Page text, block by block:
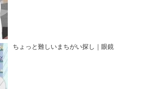
ちょっと難しいまちがい探し｜眼鏡